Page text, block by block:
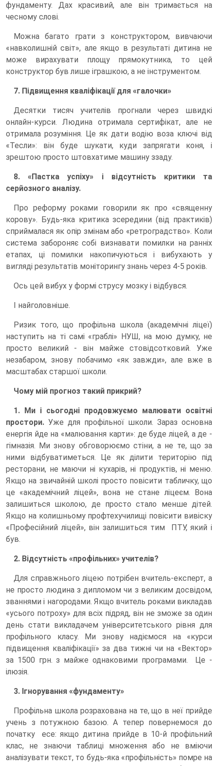
фундаменту. Дах красивий, але він тримається на
чесному слові.
Можна багато грати з конструктором, вивчаючи
«навколишній світ», але якщо в результаті дитина не
може вирахувати площу прямокутника, то цей
конструктор був лише іграшкою, а не інструментом.
7. Підвищення кваліфікації для «галочки»
Десятки тисяч учителів прогнали через швидкі
онлайн-курси. Людина отримала сертифікат, але не
отримала розуміння. Це як дати водію воза ключі від
«Тесли»: він буде шукати, куди запрягати коня, і
зрештою просто штовхатиме машину ззаду.
8. «Пастка успіху» і відсутність критики та
серйозного аналізу.
Про реформу роками говорили як про «священну
корову». Будь-яка критика зсередини (від практиків)
сприймалася як опір змінам або «ретроградство». Коли
система забороняє собі визнавати помилки на ранніх
етапах, ці помилки накопичуються і вибухають у
вигляді результатів моніторингу знань через 4-5 років.
Ось цей вибух у формі струсу мозку і відбувся.
І найголовніше.
Ризик того, що профільна школа (академічні ліцеї)
наступить на ті самі «граблі» НУШ, на мою думку, не
просто великий - він майже стовідсотковий. Уже
незабаром, знову побачимо «як завжди», але вже в
масштабах старшої школи.
Чому мій прогноз такий прикрий?
1. Ми і сьогодні продовжуємо малювати освітні
простори. Уже для профільної школи. Зараз основна
енергія йде на «малювання карти»: де буде ліцей, а де -
гімназія. Ми знову обговорюємо стіни, а не те, що за
ними відбуватиметься. Це як ділити територію під
ресторани, не маючи ні кухарів, ні продуктів, ні меню.
Якщо на звичайній школі просто повісити табличку, що
це «академічний ліцей», вона не стане ліцеєм. Вона
залишиться школою, де просто стало менше дітей.
Якщо на колишньому профтехучилищі повісити вивіску
«Професійний ліцей», він залишиться тим ПТУ, який і
був.
2. Відсутність «профільних» учителів?
Для справжнього ліцею потрібен вчитель-експерт, а
не просто людина з дипломом чи з великим досвідом,
званнями і нагородами. Якщо вчитель роками викладав
«усього потроху» для всіх підряд, він не зможе за один
день стати викладачем університетського рівня для
профільного класу. Ми знову надіємося на «курси
підвищення кваліфікації» за два тижні чи на «Вектор»
за 1500 грн. з майже однаковими програмами. Це -
ілюзія.
3. Ігнорування «фундаменту»
Профільна школа розрахована на те, що в неї прийде
учень з потужною базою. А тепер повернемося до
початку есе: якщо дитина прийде в 10-й профільний
клас, не знаючи таблиці множення або не вміючи
аналізувати текст, то будь-яка «профільність» помре на